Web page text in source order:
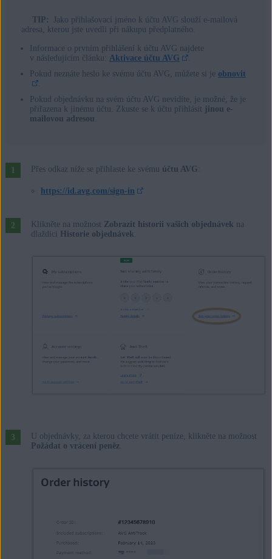
TIP:
Jako přihlašovací jméno k účtu AVG slouží e-mailová
adresa, kterou jste uvedli při nákupu předplatného.
Informace o prvním přihlášení k účtu AVG najdete
v následujícím článku: Aktivace účtu AVG
.
Pokud neznáte heslo ke svému účtu AVG, můžete si je obnovit
.
Pokud objednávku na svém účtu AVG nevidíte, je možné, že je
přiřazena k jinému účtu. Zkuste se k účtu přihlásit jinou e-
mailovou adresou.
Přes odkaz níže se přihlaste ke svému účtu AVG
https://id.avg.com/sign-in
Klikněte na možnost Zobrazit historii vašich objednávek na
dlaždici Historie objednávek.
U objednávky, za kterou chcete vrátit peníze, klikněte na možnost
Požádat o vrácení peněz